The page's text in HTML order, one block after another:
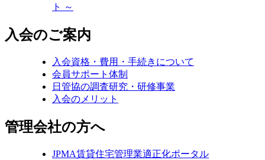
ト ～
入会のご案内
入会資格・費用・手続きについて
会員サポート体制
日管協の調査研究・研修事業
入会のメリット
管理会社の方へ
JPMA賃貸住宅管理業適正化ポータル